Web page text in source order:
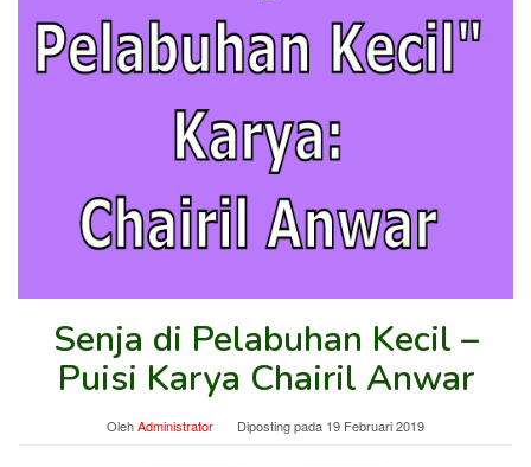
Senja di Pelabuhan Kecil –
Puisi Karya Chairil Anwar
OlehAdministrator Diposting pada 19 Februari 2019